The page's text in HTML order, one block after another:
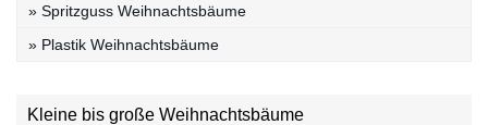
» Spritzguss Weihnachtsbäume
» Plastik Weihnachtsbäume
Kleine bis große Weihnachtsbäume